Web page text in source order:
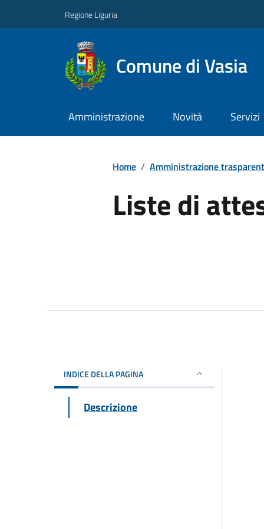
Regione Liguria
Comune di Vasia
Amministrazione Novità Servizi
Home / Amministrazione
Liste di
INDICE DELLA PAGINA
Descrizione